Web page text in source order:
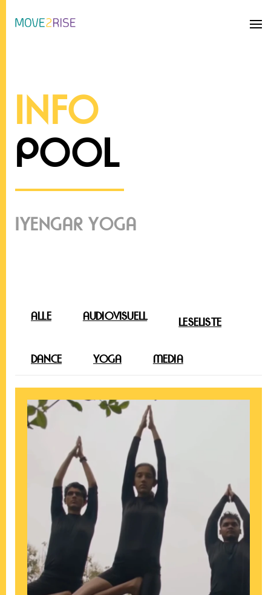
INFO
POOL
IYENGAR YOGA
ALLE AUDIOVISUELL LESELISTE
DANCE YOGA MEDIA